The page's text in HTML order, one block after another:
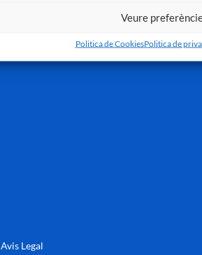
Veure
Politica de CookiesPolitica de
Avis Legal